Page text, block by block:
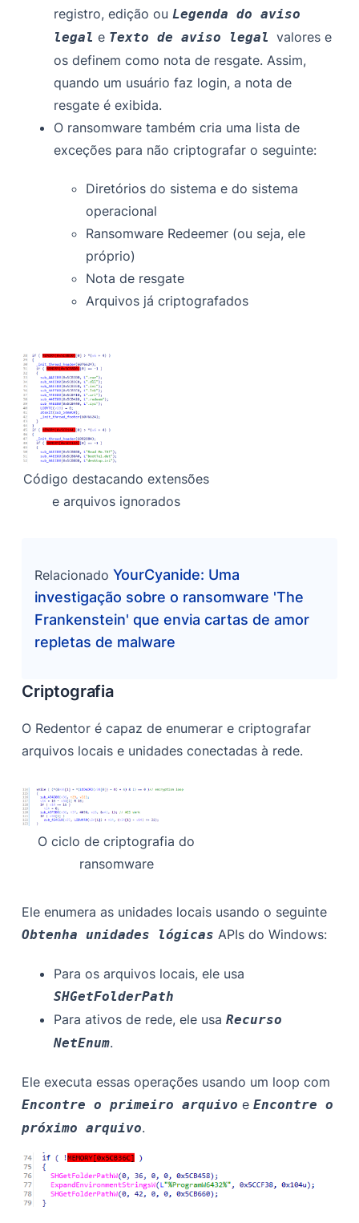
registro, edição ouLegenda do aviso
legal e Texto de aviso legal valores e
os definem como nota de resgate. Assim,
quando um usuário faz login, a nota de
resgate é exibida.
O ransomware também cria uma lista de
exceções para não criptografar o seguinte:
Diretórios do sistema e do sistema
operacional
Ransomware Redeemer (ou seja, ele
próprio)
Nota de resgate
Arquivos já criptografados
Código destacando extensões
e arquivos ignorados
RelacionadoYourCyanide: Uma
investigação sobre o ransomware 'The
Frankenstein' que envia cartas de amor
repletas de malware
Criptografia
O Redentor é capaz de enumerar e criptografar
arquivos locais e unidades conectadas à rede.
O ciclo de criptografia do
ransomware
Ele enumera as unidades locais usando o seguinte
Obtenha unidades lógicas APIs do Windows:
Para os arquivos locais, ele usa
SHGetFolderPath
Para ativos de rede, ele usaRecurso
NetEnum.
Ele executa essas operações usando um loop com
Encontre o primeiro arquivo eEncontre o
próximo arquivo.